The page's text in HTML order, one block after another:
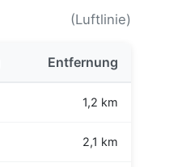
(Luftlinie)
Entfernung
1,2 km
2,1 km